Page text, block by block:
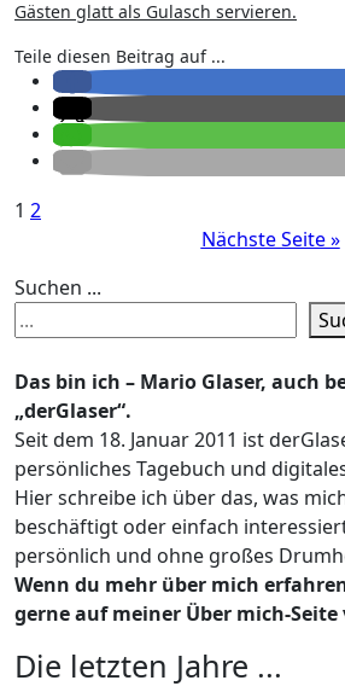
Gästen glatt als Gulasch servieren.
Teile diesen Beitrag auf ...
Seitennummerierung
Beiträge
1 2
Nächste Seite »
Suchen ...
Das bin ich – Mario Glaser, auch
„derGlaser“.
Seit dem 18. Januar 2011 ist
persönliches Tagebuch und
Hier schreibe ich über das, was
beschäftigt oder einfach
persönlich und ohne großes
Wenn du mehr über mich
gerne auf meiner Über mich-Seite
Die letzten Jahre ...